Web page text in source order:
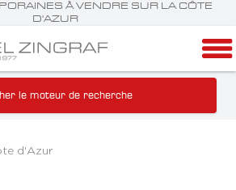
À VENDRE SUR LA CÔTE
D'AZUR
le moteur de recherche
d'Azur